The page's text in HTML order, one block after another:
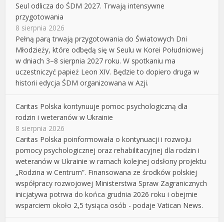
Seul odlicza do ŚDM 2027. Trwają intensywne
przygotowania
8 sierpnia 2026
Pełną parą trwają przygotowania do Światowych Dni
Młodzieży, które odbędą się w Seulu w Korei Południowej
w dniach 3–8 sierpnia 2027 roku. W spotkaniu ma
uczestniczyć papież Leon XIV. Będzie to dopiero druga w
historii edycja ŚDM organizowana w Azji.
Caritas Polska kontynuuje pomoc psychologiczną dla
rodzin i weteranów w Ukrainie
8 sierpnia 2026
Caritas Polska poinformowała o kontynuacji i rozwoju
pomocy psychologicznej oraz rehabilitacyjnej dla rodzin i
weteranów w Ukrainie w ramach kolejnej odsłony projektu
„Rodzina w Centrum”. Finansowana ze środków polskiej
współpracy rozwojowej Ministerstwa Spraw Zagranicznych
inicjatywa potrwa do końca grudnia 2026 roku i obejmie
wsparciem około 2,5 tysiąca osób - podaje Vatican News.